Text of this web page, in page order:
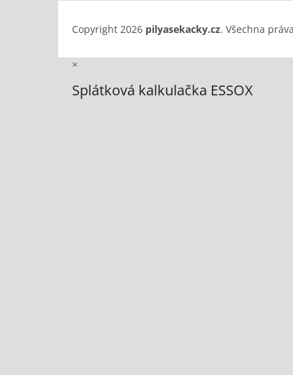
Copyright 2026 pilyasekacky.cz. Všechna
×
Splátková kalkulačka ESSOX